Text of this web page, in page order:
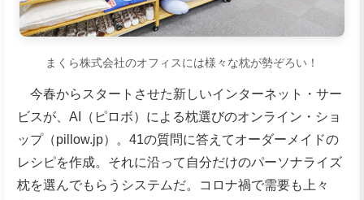
まくら株式会社のオフィスには様々な枕が勢ぞろい！
今春からスタートさせた新しいインターネット・サー
ビスが、AI（ピロボ）による枕選びのオンライン・ショ
ップ（pillow.jp）。41の質問に答えてオーダーメイドの
レシピを作成。それに沿って自分だけのパーソナライズ
枕を選んでもらうシステムだ。コロナ禍で需要も上々